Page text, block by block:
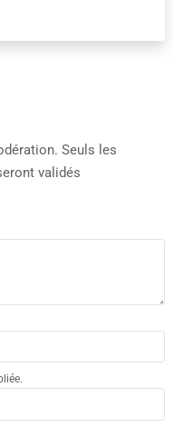
Seuls les
validés